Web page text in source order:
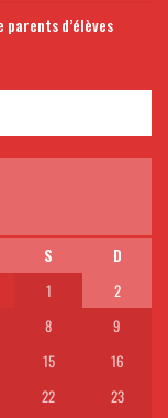
parents d’élèves
S
D
1
2
8
9
15
16
22
23